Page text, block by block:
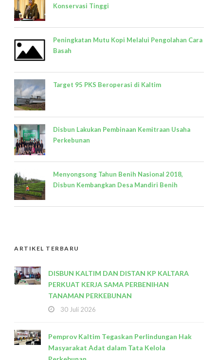
Konservasi Tinggi
Peningkatan Mutu Kopi Melalui Pengolahan Cara
Basah
Target 95 PKS Beroperasi di Kaltim
Disbun Lakukan Pembinaan Kemitraan Usaha
Perkebunan
Menyongsong Tahun Benih Nasional 2018,
Disbun Kembangkan Desa Mandiri Benih
ARTIKEL TERBARU
DISBUN KALTIM DAN DISTAN KP KALTARA
PERKUAT KERJA SAMA PERBENIHAN
TANAMAN PERKEBUNAN
30 Juli 2026
Pemprov Kaltim Tegaskan Perlindungan Hak
Masyarakat Adat dalam Tata Kelola